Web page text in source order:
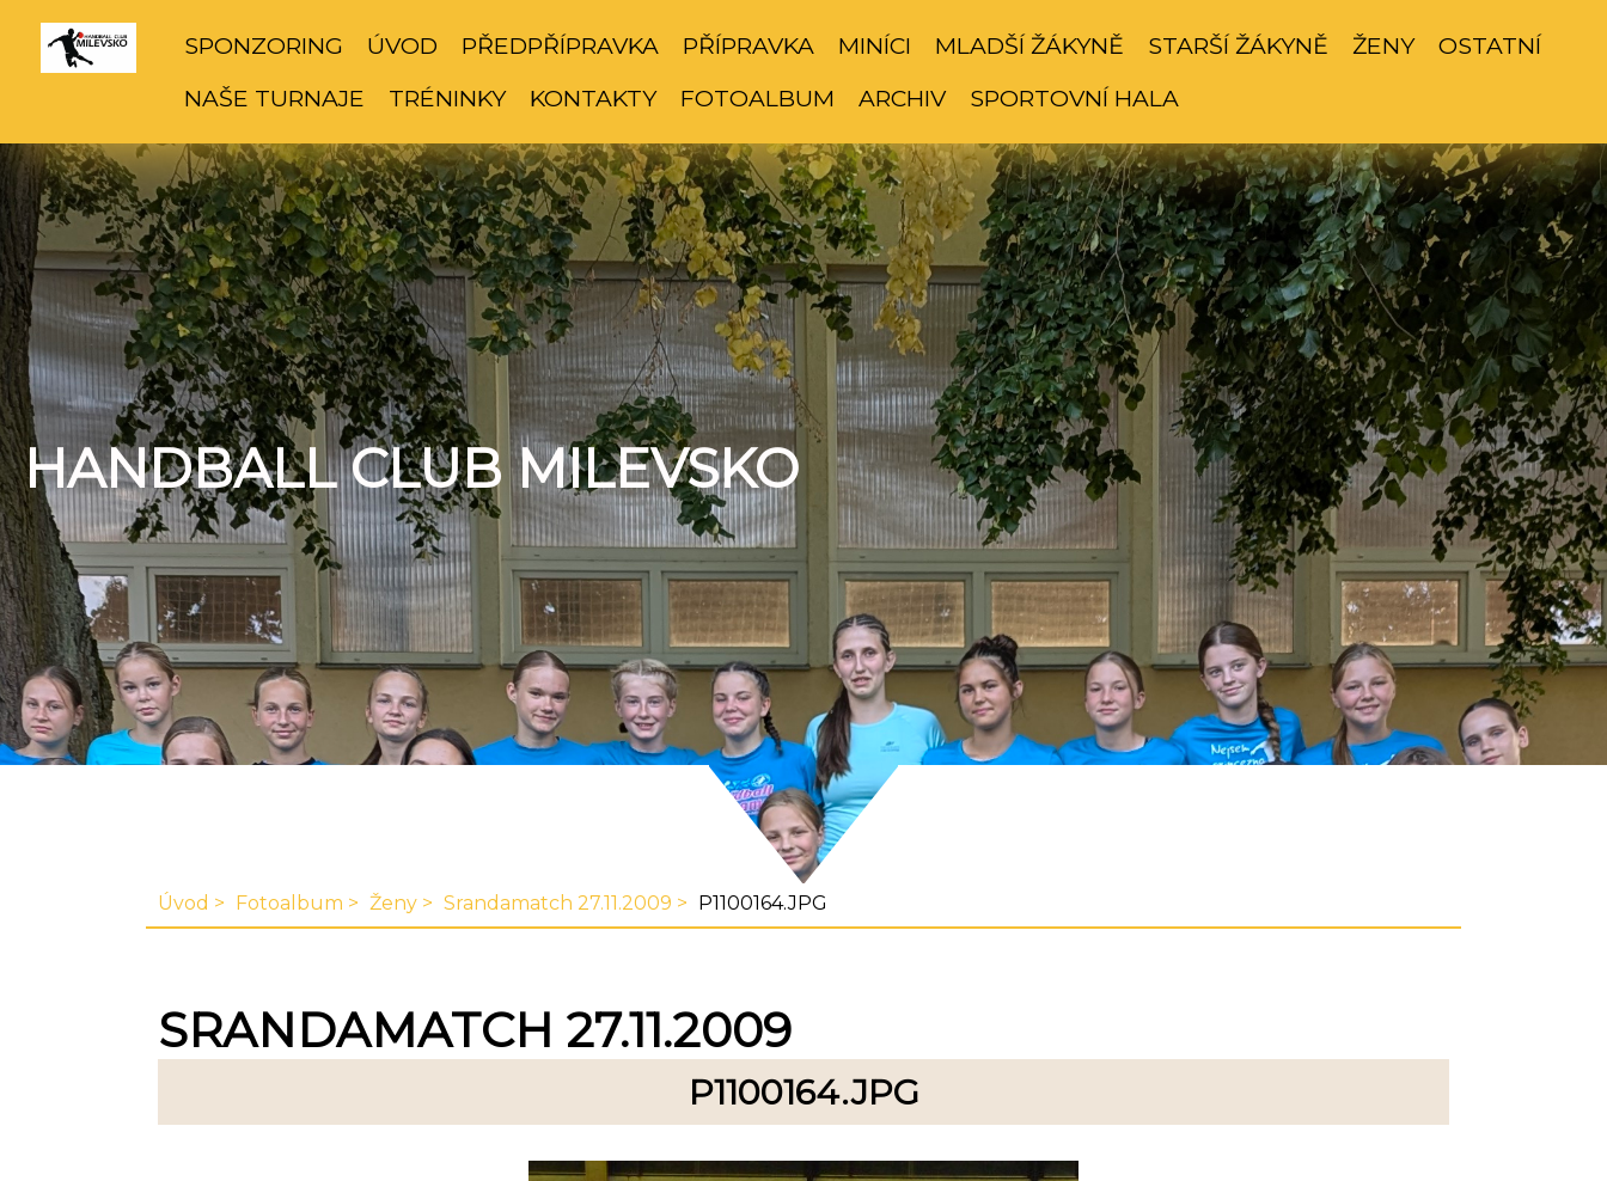
SPONZORING ÚVOD PŘEDPŘÍPRAVKA PŘÍPRAVKA MINÍCI MLADŠÍ ŽÁKYNĚ STARŠÍ ŽÁKYNĚ ŽENY
OSTATNÍ
NAŠE TURNAJE
TRÉNINKY KONTAKTY FOTOALBUM ARCHIV SPORTOVNÍ HALA
HANDBALL CLUB MILEVSKO
Úvod Fotoalbum Ženy Srandamatch 27.11.2009 P1100164.JPG
SRANDAMATCH 27.11.2009
P1100164.JPG